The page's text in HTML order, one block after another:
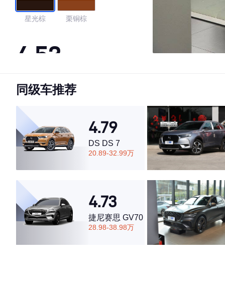
星光棕 栗铜棕
4.53
·外观表现一般，低于57%同级车
·空间表现较为优秀，优于64%同级车
同级车推荐
4.79
DS DS 7
20.89-32.99万
4.73
捷尼赛思 GV70
28.98-38.98万